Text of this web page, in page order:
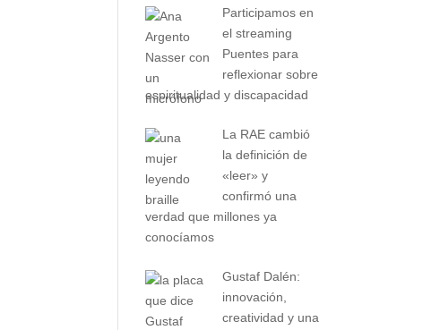
Participamos en
el streaming
Puentes para
reflexionar sobre
espiritualidad y discapacidad
La RAE cambió
la definición de
«leer» y
confirmó una
verdad que millones ya
conocíamos
Gustaf Dalén:
innovación,
creatividad y una